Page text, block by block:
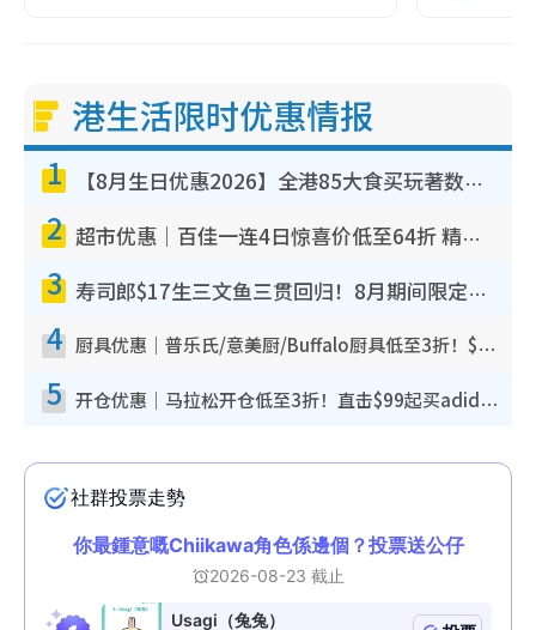
港生活限时优惠情报
1 【8月生日优惠2026】全港85大食买玩著数攻略 自助餐/火锅放题同行免费＋诚品/DONKI送现金券
2 超市优惠｜百佳一连4日惊喜价低至64折 精选货品$6.5起！指定周末分店免费试食+送$20现金券
3 寿司郎$17生三文鱼三贯回归！8月期间限定创业祭 $10白碟优惠／$12大切长鳍大吞拿鱼腩
4 厨具优惠｜普乐氏/意美厨/Buffalo厨具低至3折！$89起买煎锅/炒锅/个人锅 同场小家电激减至$99起
5 开仓优惠｜马拉松开仓低至3折！直击$99起买adidas／New Balance／Puma鞋款 STANLEY保温杯劈价至$119起